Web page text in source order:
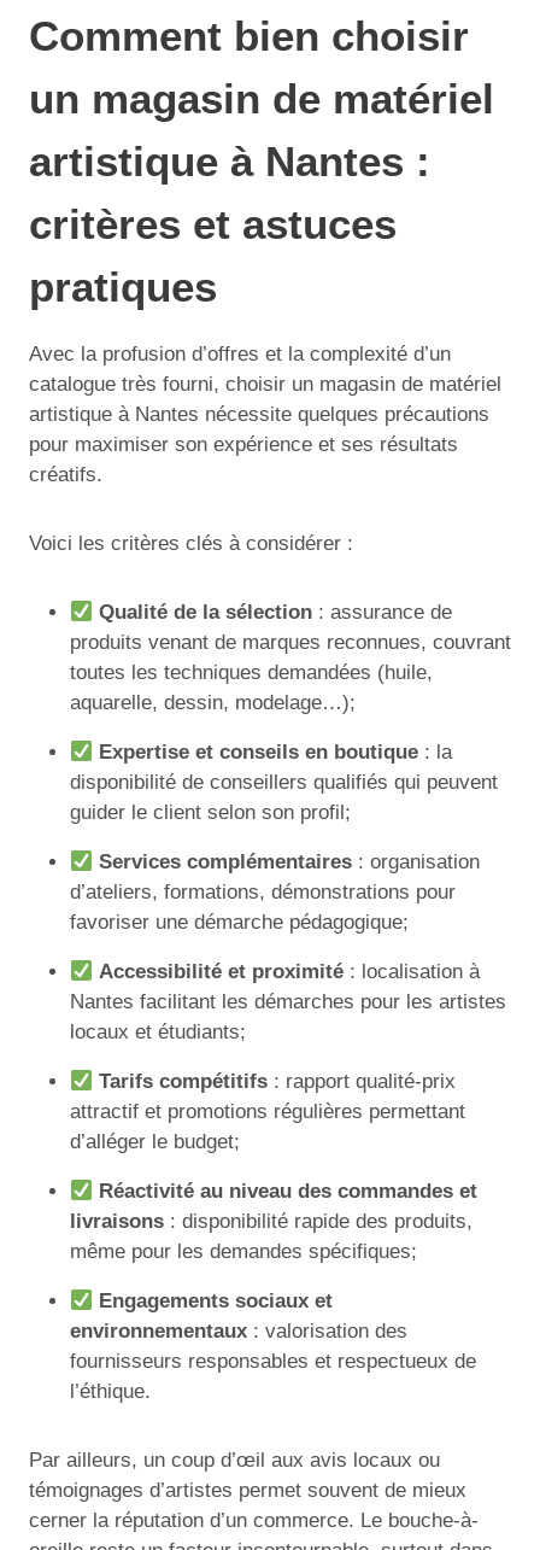
Comment bien choisir
un magasin de matériel
artistique à Nantes :
critères et astuces
pratiques
Avec la profusion d’offres et la complexité d’un
catalogue très fourni, choisir un magasin de matériel
artistique à Nantes nécessite quelques précautions
pour maximiser son expérience et ses résultats
créatifs.
Voici les critères clés à considérer :
Qualité de la sélection : assurance de
produits venant de marques reconnues, couvrant
toutes les techniques demandées (huile,
aquarelle, dessin, modelage…);
Expertise et conseils en boutique : la
disponibilité de conseillers qualifiés qui peuvent
guider le client selon son profil;
Services complémentaires : organisation
d’ateliers, formations, démonstrations pour
favoriser une démarche pédagogique;
Accessibilité et proximité : localisation à
Nantes facilitant les démarches pour les artistes
locaux et étudiants;
Tarifs compétitifs : rapport qualité-prix
attractif et promotions régulières permettant
d’alléger le budget;
Réactivité au niveau des commandes et
livraisons : disponibilité rapide des produits,
même pour les demandes spécifiques;
Engagements sociaux et
environnementaux : valorisation des
fournisseurs responsables et respectueux de
l’éthique.
Par ailleurs, un coup d’œil aux avis locaux ou
témoignages d’artistes permet souvent de mieux
cerner la réputation d’un commerce. Le bouche-à-